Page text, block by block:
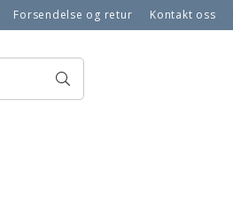
Forsendelse og retur Kontakt oss
Salgsbetingelser